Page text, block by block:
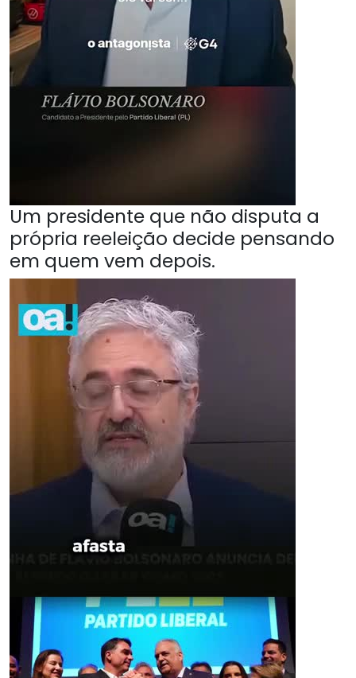
Um presidente que não disputa a
própria reeleição decide pensando
em quem vem depois.